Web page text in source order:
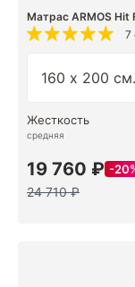
Матрас ARMOS Hit
7
Жесткость
средняя
19 760 ₽
24 710 ₽